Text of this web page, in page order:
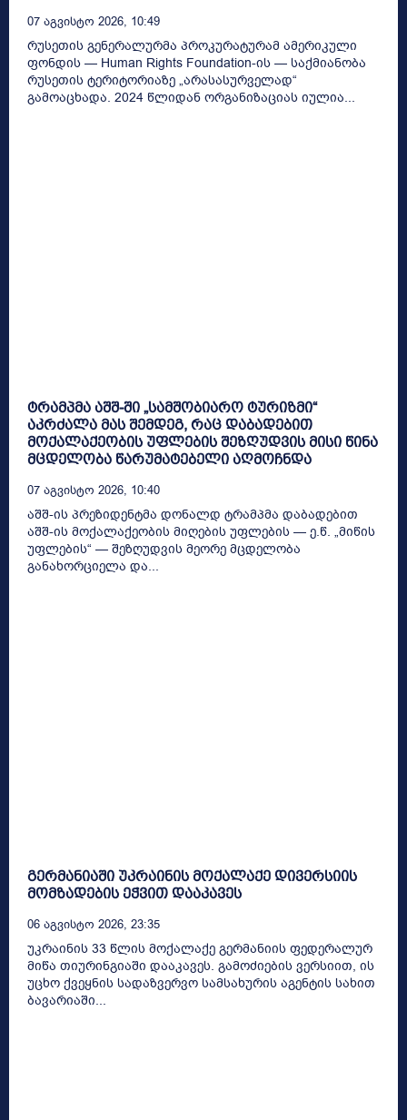
07 Აგვისტო 2026, 10:49
რუსეთის გენერალურმა პროკურატურამ ამერიკული
ფონდის — Human Rights Foundation-ის — საქმიანობა
რუსეთის ტერიტორიაზე „არასასურველად“
გამოაცხადა. 2024 წლიდან ორგანიზაციას იულია...
ტრამპმა აშშ-ში „სამშობიარო ტურიზმი“
აკრძალა მას შემდეგ, რაც დაბადებით
მოქალაქეობის უფლების შეზღუდვის მისი წინა
მცდელობა წარუმატებელი აღმოჩნდა
07 Აგვისტო 2026, 10:40
აშშ-ის პრეზიდენტმა დონალდ ტრამპმა დაბადებით
აშშ-ის მოქალაქეობის მიღების უფლების — ე.წ. „მიწის
უფლების“ — შეზღუდვის მეორე მცდელობა
განახორციელა და...
გერმანიაში უკრაინის მოქალაქე დივერსიის
მომზადების ეჭვით დააკავეს
06 Აგვისტო 2026, 23:35
უკრაინის 33 წლის მოქალაქე გერმანიის ფედერალურ
მიწა თიურინგიაში დააკავეს. გამოძიების ვერსიით, ის
უცხო ქვეყნის სადაზვერვო სამსახურის აგენტის სახით
ბავარიაში...